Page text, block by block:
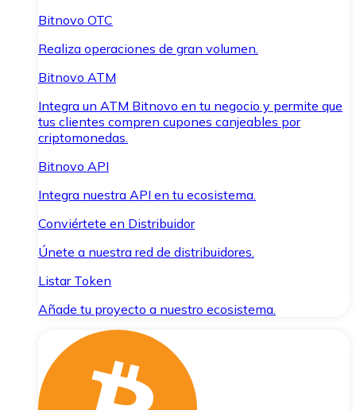
Bitnovo OTC
Realiza operaciones de gran volumen.
Bitnovo ATM
Integra un ATM Bitnovo en tu negocio y permite que
tus clientes compren cupones canjeables por
criptomonedas.
Bitnovo API
Integra nuestra API en tu ecosistema.
Conviértete en Distribuidor
Únete a nuestra red de distribuidores.
Listar Token
Añade tu proyecto a nuestro ecosistema.